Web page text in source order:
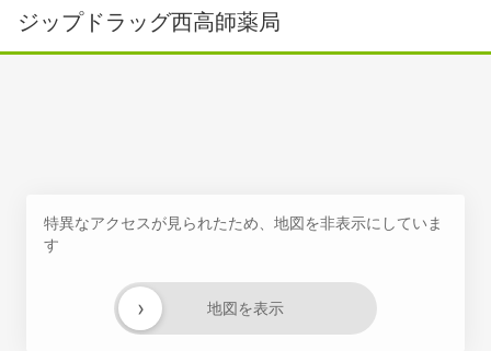
ジップドラッグ西高師薬局
特異なアクセスが見られたため、地図を非表示にしていま
す
地図を表示
›